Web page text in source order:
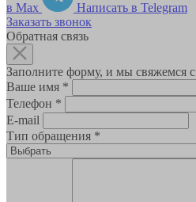
в Max
Написать в Telegram
Заказать звонок
Обратная связь
Заполните форму, и мы свяжемся
Ваше имя *
Телефон *
E-mail
Тип обращения *